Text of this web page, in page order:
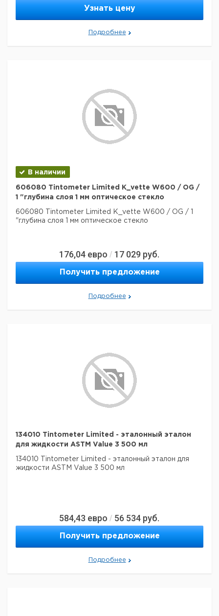
Узнать цену
Подробнее
В наличии
606080 Tintometer Limited K_vette W600 / OG /
1 "глубина слоя 1 мм оптическое стекло
606080 Tintometer Limited K_vette W600 / OG / 1
"глубина слоя 1 мм оптическое стекло
176,04 евро / 17 029 руб.
Получить предложение
Подробнее
134010 Tintometer Limited - эталонный эталон
для жидкости ASTM Value 3 500 мл
134010 Tintometer Limited - эталонный эталон для
жидкости ASTM Value 3 500 мл
584,43 евро / 56 534 руб.
Получить предложение
Подробнее